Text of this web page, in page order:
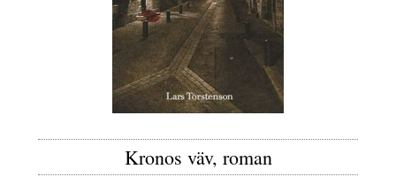
Kronos väv, roman